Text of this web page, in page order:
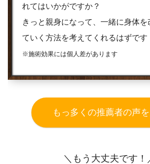
れてはいかがですか？
きっと親身になって、一緒に身体を
ていく方法を考えてくれるはずです
※施術効果には個人差があります
もっ多くの推薦者の声
＼もう大丈夫です！